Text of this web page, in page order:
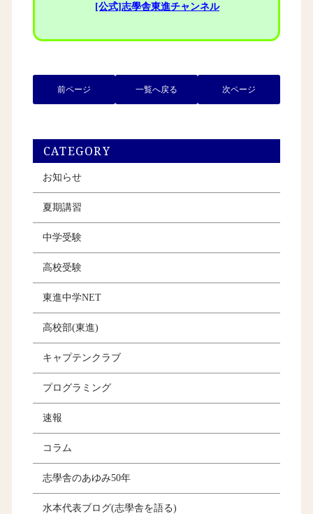
[公式]志學舎東進チャンネル
前ページ 一覧へ戻る 次ページ
CATEGORY
お知らせ
夏期講習
中学受験
高校受験
東進中学NET
高校部(東進)
キャプテンクラブ
プログラミング
速報
コラム
志學舎のあゆみ50年
水本代表ブログ(志學舎を語る)